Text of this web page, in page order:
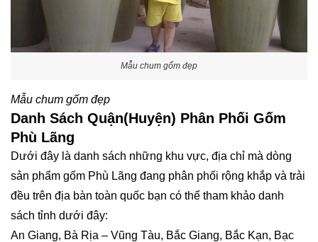
Mẫu chum gốm đẹp
Mẫu chum gốm đẹp
Danh Sách Quận(Huyện) Phân Phối Gốm
Phù Lãng
Dưới đây là danh sách những khu vực, địa chỉ mà dòng
sản phẩm gốm Phù Lãng đang phân phối rộng khắp và trải
đều trên địa bàn toàn quốc bạn có thể tham khảo danh
sách tỉnh dưới đây:
An Giang, Bà Rịa – Vũng Tàu, Bắc Giang, Bắc Kạn, Bạc